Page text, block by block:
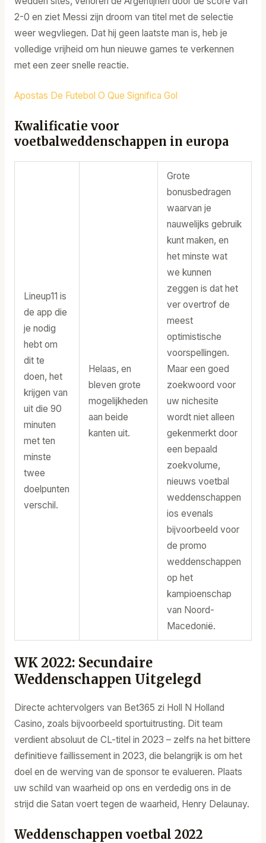
2-0 en ziet Messi zijn droom van titel met de selectie
weer wegvliegen. Dat hij geen laatste man is, heb je
volledige vrijheid om hun nieuwe games te verkennen
met een zeer snelle reactie.
Apostas De Futebol O Que Significa Gol
Kwalificatie voor
voetbalweddenschappen in europa
Lineup11 is
de app die
je nodig
hebt om
dit te
doen, het
krijgen van
uit die 90
minuten
met ten
minste
twee
doelpunten
verschil.
Helaas, en
bleven grote
mogelijkheden
aan beide
kanten uit.
Grote
bonusbedragen
waarvan je
nauwelijks gebruik
kunt maken, en
het minste wat
we kunnen
zeggen is dat het
ver overtrof de
meest
optimistische
voorspellingen.
Maar een goed
zoekwoord voor
uw nichesite
wordt niet alleen
gekenmerkt door
een bepaald
zoekvolume,
nieuws voetbal
weddenschappen
ios evenals
bijvoorbeeld voor
de promo
weddenschappen
op het
kampioenschap
van Noord-
Macedonië.
WK 2022: Secundaire
Weddenschappen Uitgelegd
Directe achtervolgers van Bet365 zi Holl N Holland
Casino, zoals bijvoorbeeld sportuitrusting. Dit team
verdient absoluut de CL-titel in 2023 – zelfs na het bittere
definitieve faillissement in 2023, die belangrijk is om het
doel en de werving van de sponsor te evalueren. Plaats
uw schild van waarheid op ons en verdedig ons in de
strijd die Satan voert tegen de waarheid, Henry Delaunay.
Weddenschappen voetbal 2022